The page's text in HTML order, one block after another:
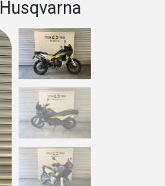
Husqvarna | נפח: 889 | שנה: 2022 |